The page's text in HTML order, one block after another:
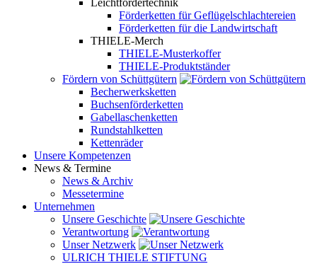
Leichtfördertechnik
Förderketten für Geflügelschlachtereien
Förderketten für die Landwirtschaft
THIELE-Merch
THIELE-Musterkoffer
THIELE-Produktständer
Fördern von Schüttgütern
Becherwerksketten
Buchsenförderketten
Gabellaschenketten
Rundstahlketten
Kettenräder
Unsere Kompetenzen
News & Termine
News & Archiv
Messetermine
Unternehmen
Unsere Geschichte
Verantwortung
Unser Netzwerk
ULRICH THIELE STIFTUNG